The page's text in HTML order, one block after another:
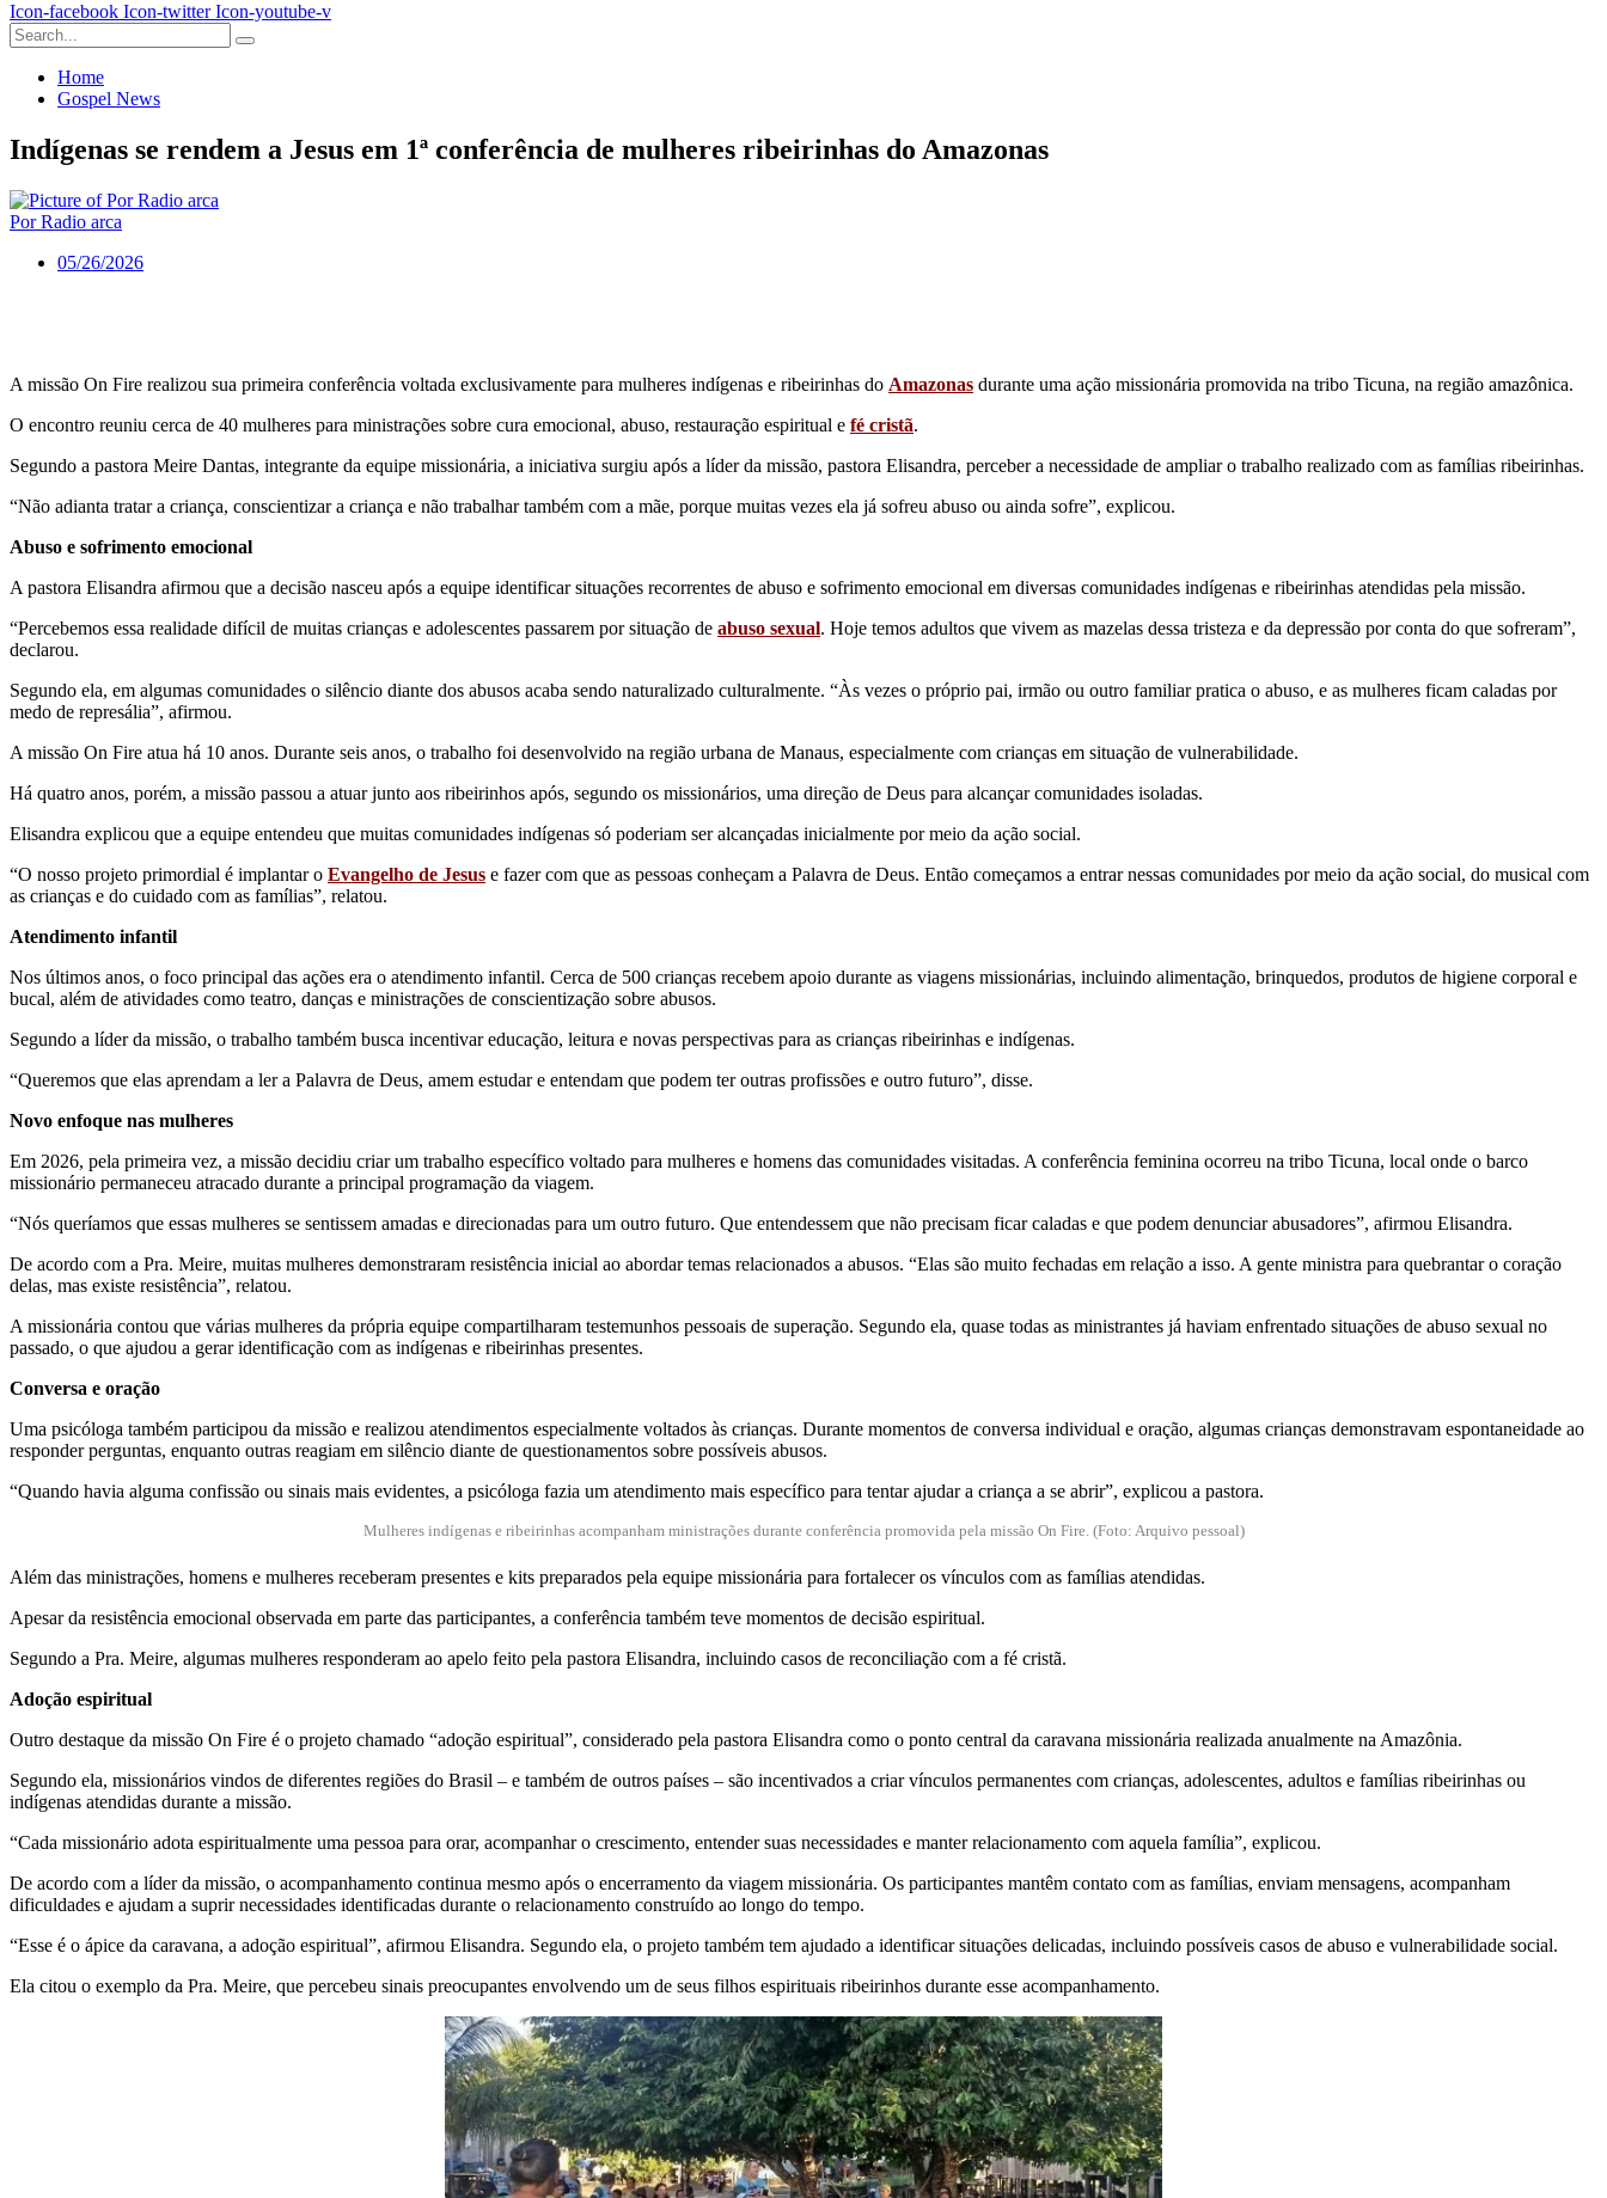
Icon-facebook Icon-twitter Icon-youtube-v
Home
Gospel News
Indígenas se rendem a Jesus em 1ª conferência de mulheres ribeirinhas do Amazonas
Por Radio arca
05/26/2026
A missão On Fire realizou sua primeira conferência voltada exclusivamente para mulheres indígenas e ribeirinhas do Amazonas durante uma ação missionária promovida na tribo Ticuna, na região amazônica.
O encontro reuniu cerca de 40 mulheres para ministrações sobre cura emocional, abuso, restauração espiritual e fé cristã.
Segundo a pastora Meire Dantas, integrante da equipe missionária, a iniciativa surgiu após a líder da missão, pastora Elisandra, perceber a necessidade de ampliar o trabalho realizado com as famílias ribeirinhas.
“Não adianta tratar a criança, conscientizar a criança e não trabalhar também com a mãe, porque muitas vezes ela já sofreu abuso ou ainda sofre”, explicou.
Abuso e sofrimento emocional
A pastora Elisandra afirmou que a decisão nasceu após a equipe identificar situações recorrentes de abuso e sofrimento emocional em diversas comunidades indígenas e ribeirinhas atendidas pela missão.
“Percebemos essa realidade difícil de muitas crianças e adolescentes passarem por situação de abuso sexual. Hoje temos adultos que vivem as mazelas dessa tristeza e da depressão por conta do que sofreram”,
declarou.
Segundo ela, em algumas comunidades o silêncio diante dos abusos acaba sendo naturalizado culturalmente. “Às vezes o próprio pai, irmão ou outro familiar pratica o abuso, e as mulheres ficam caladas por
medo de represália”, afirmou.
A missão On Fire atua há 10 anos. Durante seis anos, o trabalho foi desenvolvido na região urbana de Manaus, especialmente com crianças em situação de vulnerabilidade.
Há quatro anos, porém, a missão passou a atuar junto aos ribeirinhos após, segundo os missionários, uma direção de Deus para alcançar comunidades isoladas.
Elisandra explicou que a equipe entendeu que muitas comunidades indígenas só poderiam ser alcançadas inicialmente por meio da ação social.
“O nosso projeto primordial é implantar o Evangelho de Jesus e fazer com que as pessoas conheçam a Palavra de Deus. Então começamos a entrar nessas comunidades por meio da ação social, do musical com
as crianças e do cuidado com as famílias”, relatou.
Atendimento infantil
Nos últimos anos, o foco principal das ações era o atendimento infantil. Cerca de 500 crianças recebem apoio durante as viagens missionárias, incluindo alimentação, brinquedos, produtos de higiene corporal e
bucal, além de atividades como teatro, danças e ministrações de conscientização sobre abusos.
Segundo a líder da missão, o trabalho também busca incentivar educação, leitura e novas perspectivas para as crianças ribeirinhas e indígenas.
“Queremos que elas aprendam a ler a Palavra de Deus, amem estudar e entendam que podem ter outras profissões e outro futuro”, disse.
Novo enfoque nas mulheres
Em 2026, pela primeira vez, a missão decidiu criar um trabalho específico voltado para mulheres e homens das comunidades visitadas. A conferência feminina ocorreu na tribo Ticuna, local onde o barco
missionário permaneceu atracado durante a principal programação da viagem.
“Nós queríamos que essas mulheres se sentissem amadas e direcionadas para um outro futuro. Que entendessem que não precisam ficar caladas e que podem denunciar abusadores”, afirmou Elisandra.
De acordo com a Pra. Meire, muitas mulheres demonstraram resistência inicial ao abordar temas relacionados a abusos. “Elas são muito fechadas em relação a isso. A gente ministra para quebrantar o coração
delas, mas existe resistência”, relatou.
A missionária contou que várias mulheres da própria equipe compartilharam testemunhos pessoais de superação. Segundo ela, quase todas as ministrantes já haviam enfrentado situações de abuso sexual no
passado, o que ajudou a gerar identificação com as indígenas e ribeirinhas presentes.
Conversa e oração
Uma psicóloga também participou da missão e realizou atendimentos especialmente voltados às crianças. Durante momentos de conversa individual e oração, algumas crianças demonstravam espontaneidade ao
responder perguntas, enquanto outras reagiam em silêncio diante de questionamentos sobre possíveis abusos.
“Quando havia alguma confissão ou sinais mais evidentes, a psicóloga fazia um atendimento mais específico para tentar ajudar a criança a se abrir”, explicou a pastora.
Mulheres indígenas e ribeirinhas acompanham ministrações durante conferência promovida pela missão On Fire. (Foto: Arquivo pessoal)
Além das ministrações, homens e mulheres receberam presentes e kits preparados pela equipe missionária para fortalecer os vínculos com as famílias atendidas.
Apesar da resistência emocional observada em parte das participantes, a conferência também teve momentos de decisão espiritual.
Segundo a Pra. Meire, algumas mulheres responderam ao apelo feito pela pastora Elisandra, incluindo casos de reconciliação com a fé cristã.
Adoção espiritual
Outro destaque da missão On Fire é o projeto chamado “adoção espiritual”, considerado pela pastora Elisandra como o ponto central da caravana missionária realizada anualmente na Amazônia.
Segundo ela, missionários vindos de diferentes regiões do Brasil – e também de outros países – são incentivados a criar vínculos permanentes com crianças, adolescentes, adultos e famílias ribeirinhas ou
indígenas atendidas durante a missão.
“Cada missionário adota espiritualmente uma pessoa para orar, acompanhar o crescimento, entender suas necessidades e manter relacionamento com aquela família”, explicou.
De acordo com a líder da missão, o acompanhamento continua mesmo após o encerramento da viagem missionária. Os participantes mantêm contato com as famílias, enviam mensagens, acompanham
dificuldades e ajudam a suprir necessidades identificadas durante o relacionamento construído ao longo do tempo.
“Esse é o ápice da caravana, a adoção espiritual”, afirmou Elisandra. Segundo ela, o projeto também tem ajudado a identificar situações delicadas, incluindo possíveis casos de abuso e vulnerabilidade social.
Ela citou o exemplo da Pra. Meire, que percebeu sinais preocupantes envolvendo um de seus filhos espirituais ribeirinhos durante esse acompanhamento.